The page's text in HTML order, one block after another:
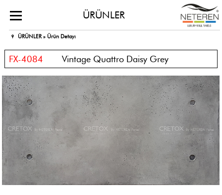
ÜRÜNLER
ÜRÜNLER » Ürün Detayı
FX-4084 Vintage Quattro Daisy Grey